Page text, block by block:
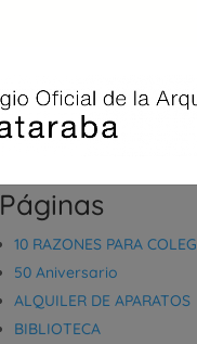
Páginas
10 RAZONES PARA
50 Aniversario
ALQUILER DE APARATOS
BIBLIOTECA